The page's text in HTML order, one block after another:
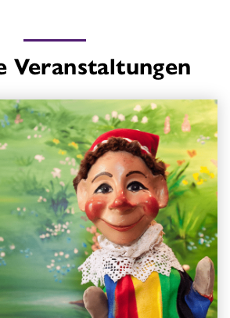
Veranstaltungen